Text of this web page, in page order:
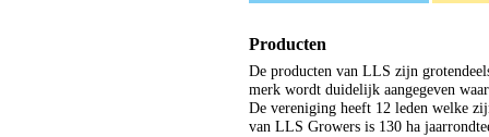
Producten
De producten van LLS zijn
merk wordt duidelijk aangegeven
De vereniging heeft 12 leden welke
van LLS Growers is 130 ha